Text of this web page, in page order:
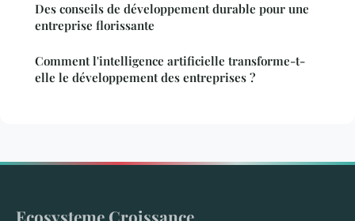
Des conseils de développement durable pour une
entreprise florissante
Comment l'intelligence artificielle transforme-t-
elle le développement des entreprises ?
Ecosysteme Croissance